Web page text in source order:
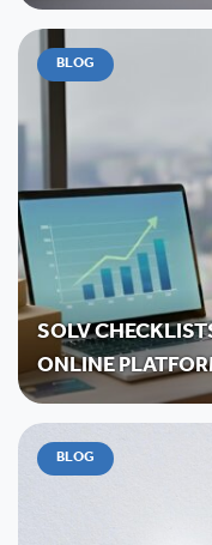
BLOG
SOLV
ONLINE
BLOG